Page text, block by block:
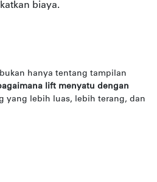
biaya.
hanya tentang tampilan
lift menyatu dengan
yang lebih luas, lebih terang, dan